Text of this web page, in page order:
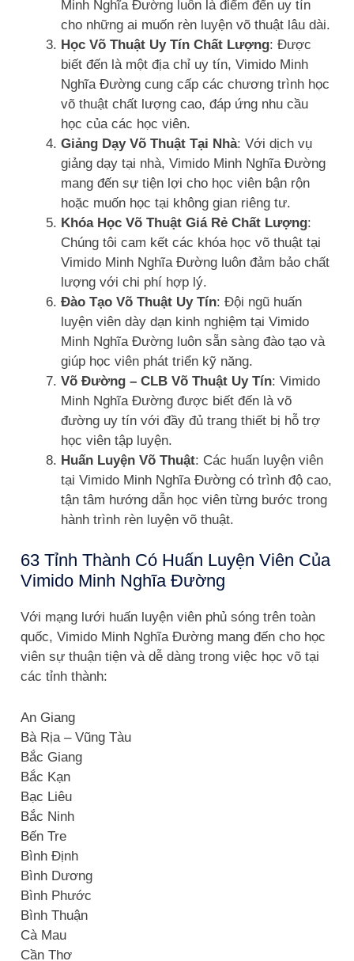
Minh Nghĩa Đường luôn là điểm đến uy tín
cho những ai muốn rèn luyện võ thuật lâu dài.
Học Võ Thuật Uy Tín Chất Lượng: Được
biết đến là một địa chỉ uy tín, Vimido Minh
Nghĩa Đường cung cấp các chương trình học
võ thuật chất lượng cao, đáp ứng nhu cầu
học của các học viên.
Giảng Dạy Võ Thuật Tại Nhà: Với dịch vụ
giảng dạy tại nhà, Vimido Minh Nghĩa Đường
mang đến sự tiện lợi cho học viên bận rộn
hoặc muốn học tại không gian riêng tư.
Khóa Học Võ Thuật Giá Rẻ Chất Lượng:
Chúng tôi cam kết các khóa học võ thuật tại
Vimido Minh Nghĩa Đường luôn đảm bảo chất
lượng với chi phí hợp lý.
Đào Tạo Võ Thuật Uy Tín: Đội ngũ huấn
luyện viên dày dạn kinh nghiệm tại Vimido
Minh Nghĩa Đường luôn sẵn sàng đào tạo và
giúp học viên phát triển kỹ năng.
Võ Đường – CLB Võ Thuật Uy Tín: Vimido
Minh Nghĩa Đường được biết đến là võ
đường uy tín với đầy đủ trang thiết bị hỗ trợ
học viên tập luyện.
Huấn Luyện Võ Thuật: Các huấn luyện viên
tại Vimido Minh Nghĩa Đường có trình độ cao,
tận tâm hướng dẫn học viên từng bước trong
hành trình rèn luyện võ thuật.
63 Tỉnh Thành Có Huấn Luyện Viên Của
Vimido Minh Nghĩa Đường
Với mạng lưới huấn luyện viên phủ sóng trên toàn
quốc, Vimido Minh Nghĩa Đường mang đến cho học
viên sự thuận tiện và dễ dàng trong việc học võ tại
các tỉnh thành:
An Giang
Bà Rịa – Vũng Tàu
Bắc Giang
Bắc Kạn
Bạc Liêu
Bắc Ninh
Bến Tre
Bình Định
Bình Dương
Bình Phước
Bình Thuận
Cà Mau
Cần Thơ